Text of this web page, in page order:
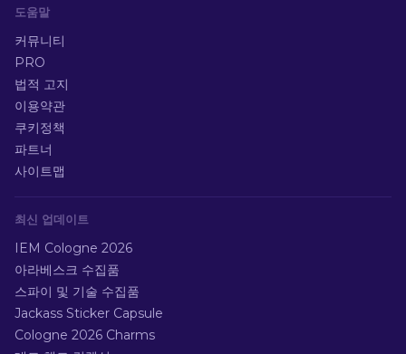
도움말
커뮤니티
PRO
법적 고지
이용약관
쿠키정책
파트너
사이트맵
최신 업데이트
IEM Cologne 2026
아라베스크 수집품
스파이 및 기술 수집품
Jackass Sticker Capsule
Cologne 2026 Charms